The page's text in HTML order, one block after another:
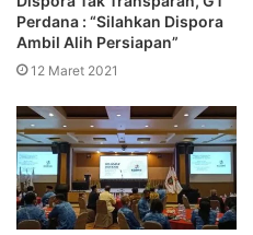
Perdana : “Silahkan Dispora
Ambil Alih Persiapan”
12 Maret 2021